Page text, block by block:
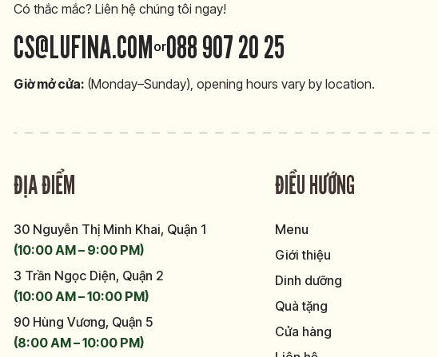
Có thắc mắc? Liên hệ chúng tôi ngay!
CS@LUFINA.COMor088 907 20 25
Giờ mở cửa: (Monday–Sunday), opening hours vary by location.
ĐỊA ĐIỂM
30 Nguyễn Thị Minh Khai, Quận 1
(10:00 AM – 9:00 PM)
3 Trần Ngọc Diện, Quận 2
(10:00 AM – 10:00 PM)
90 Hùng Vương, Quận 5
(8:00 AM – 10:00 PM)
ĐIỀU HƯỚNG
Menu
Giới thiệu
Dinh dưỡng
Quà tặng
Cửa hàng